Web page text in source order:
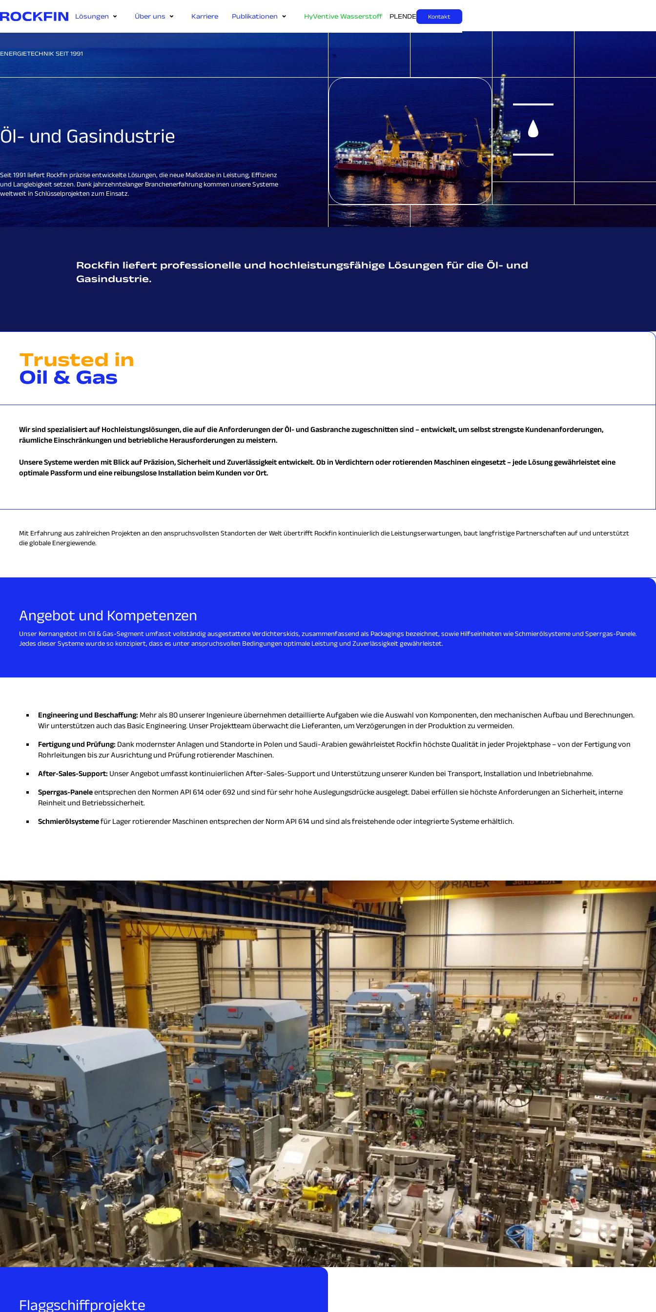
Lösungen Über uns Karriere Publikationen HyVentive Wasserstoff PL ENDE Kontakt
ENERGIETECHNIK SEIT 1991
Öl- und Gasindustrie
Seit 1991 liefert Rockfin präzise entwickelte Lösungen, die neue Maßstäbe in Leistung, Effizienz
und Langlebigkeit setzen. Dank jahrzehntelanger Branchenerfahrung kommen unsere Systeme
weltweit in Schlüsselprojekten zum Einsatz.
Rockfin liefert professionelle und hochleistungsfähige Lösungen für die Öl- und
Gasindustrie.
Trusted in
‍Oil & Gas
Wir sind spezialisiert auf Hochleistungslösungen, die auf die Anforderungen der Öl- und Gasbranche zugeschnitten sind – entwickelt, um selbst strengste Kundenanforderungen,
räumliche Einschränkungen und betriebliche Herausforderungen zu meistern.
Unsere Systeme werden mit Blick auf Präzision, Sicherheit und Zuverlässigkeit entwickelt. Ob in Verdichtern oder rotierenden Maschinen eingesetzt – jede Lösung gewährleistet eine
optimale Passform und eine reibungslose Installation beim Kunden vor Ort.
Mit Erfahrung aus zahlreichen Projekten an den anspruchsvollsten Standorten der Welt übertrifft Rockfin kontinuierlich die Leistungserwartungen, baut langfristige Partnerschaften auf und unterstützt
die globale Energiewende.
Angebot und Kompetenzen
Unser Kernangebot im Oil & Gas-Segment umfasst vollständig ausgestattete Verdichterskids, zusammenfassend als Packagings bezeichnet, sowie Hilfseinheiten wie Schmierölsysteme und Sperrgas-Panele.
Jedes dieser Systeme wurde so konzipiert, dass es unter anspruchsvollen Bedingungen optimale Leistung und Zuverlässigkeit gewährleistet.
Engineering und Beschaffung: Mehr als 80 unserer Ingenieure übernehmen detaillierte Aufgaben wie die Auswahl von Komponenten, den mechanischen Aufbau und Berechnungen.
Wir unterstützen auch das Basic Engineering. Unser Projektteam überwacht die Lieferanten, um Verzögerungen in der Produktion zu vermeiden.
Fertigung und Prüfung: Dank modernster Anlagen und Standorte in Polen und Saudi-Arabien gewährleistet Rockfin höchste Qualität in jeder Projektphase – von der Fertigung von
Rohrleitungen bis zur Ausrichtung und Prüfung rotierender Maschinen.
After-Sales-Support: Unser Angebot umfasst kontinuierlichen After-Sales-Support und Unterstützung unserer Kunden bei Transport, Installation und Inbetriebnahme.
Sperrgas-Paneleentsprechen den Normen API 614 oder 692 und sind für sehr hohe Auslegungsdrücke ausgelegt. Dabei erfüllen sie höchste Anforderungen an Sicherheit, interne
Reinheit und Betriebssicherheit.
Schmierölsystemefür Lager rotierender Maschinen entsprechen der Norm API 614 und sind als freistehende oder integrierte Systeme erhältlich.
Flaggschiffprojekte